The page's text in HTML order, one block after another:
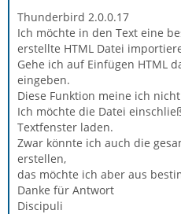
Thunderbird 2.0.0.17
Ich möchte in den Text eine
erstellte HTML Datei
Gehe ich auf Einfügen HTML
eingeben.
Diese Funktion meine ich
Ich möchte die Datei
Textfenster laden.
Zwar könnte ich auch die
erstellen,
das möchte ich aber aus
Danke für Antwort
Discipuli